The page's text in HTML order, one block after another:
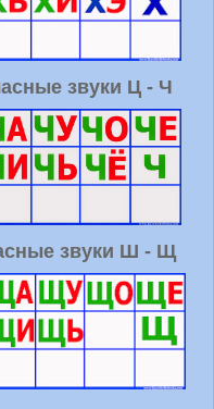
звуки Ц - Ч
звуки Ш - Щ